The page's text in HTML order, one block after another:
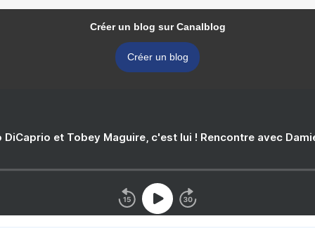
Créer un blog sur Canalblog
Créer un blog
DiCaprio et Tobey Maguire, c'est lui ! Rencontre avec